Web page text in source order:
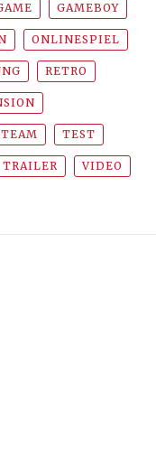
GAMEBOY
ONLINESPIEL
RETRO
TEST
TRAILER VIDEO